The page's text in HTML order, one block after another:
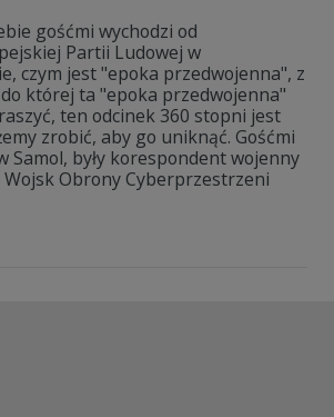
gośćmi wychodzi od
Partii Ludowej w
czym jest "epoka przedwojenna", z
której ta "epoka przedwojenna"
ten odcinek 360 stopni jest
zrobić, aby go uniknąć. Gośćmi
Samol, były korespondent wojenny
Obrony Cyberprzestrzeni